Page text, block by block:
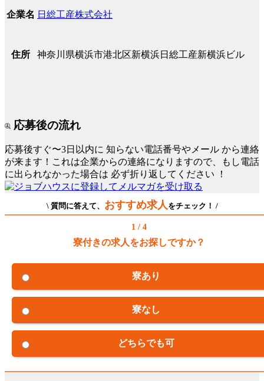
企業名 日総工産株式会社
住所 神奈川県横浜市港北区新横浜日総工産新横浜ビル
応募後の流れ
応募後すぐ〜3日以内に 知らない電話番号やメール から連絡
が来ます！これは企業からの連絡になりますので、もし電話
に出られなかった場合は 必ず折り返してください ！
\ 質問に答えて、 おすすめ求人をチェック！ /
1 / 4
寮付きの求人をお探しですか？
寮あり
寮なし
どちらでも可